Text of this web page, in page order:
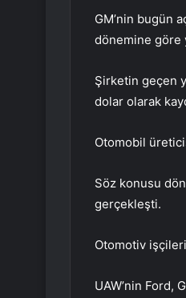
GM’nin bugün
dönemine göre
Şirketin geçen
dolar olarak
Otomobil
Söz konusu
gerçekleşti.
Otomotiv
UAW’nin Ford,